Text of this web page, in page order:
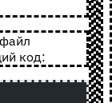
код: